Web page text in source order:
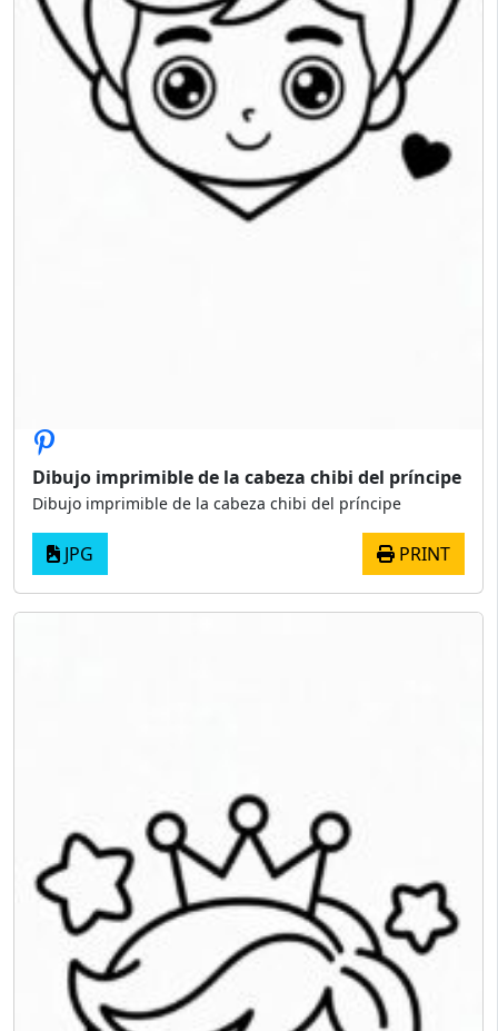
Dibujo imprimible de la cabeza chibi del príncipe
Dibujo imprimible de la cabeza chibi del príncipe
JPG PRINT